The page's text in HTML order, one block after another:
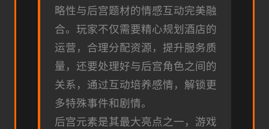
略性与后宫题材的情感互动完美融
合。玩家不仅需要精心规划酒店的
运营，合理分配资源，提升服务质
量，还要处理好与后宫角色之间的
关系，通过互动培养感情，解锁更
多特殊事件和剧情。
后宫元素是其最大亮点之一，游戏